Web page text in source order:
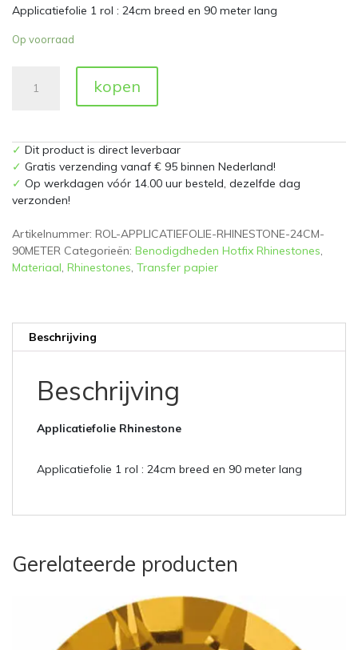
Applicatiefolie 1 rol : 24cm breed en 90 meter lang
Op voorraad
x
cm
breed
aantal
kopen
✓ Dit product is direct leverbaar
✓ Gratis verzending vanaf € 95 binnen Nederland!
✓ Op werkdagen vóór 14.00 uur besteld, dezelfde dag
verzonden!
Artikelnummer: ROL-APPLICATIEFOLIE-RHINESTONE-24CM-
90METER Categorieën: Benodigdheden Hotfix Rhinestones,
Materiaal, Rhinestones, Transfer papier
Beschrijving
Beschrijving
Applicatiefolie Rhinestone
Applicatiefolie 1 rol : 24cm breed en 90 meter lang
Gerelateerde producten